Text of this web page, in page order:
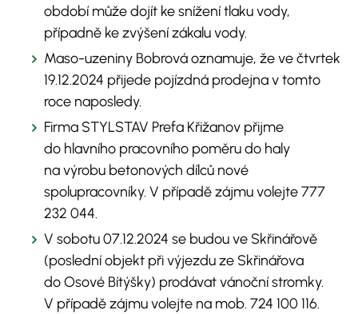
období může dojít ke snížení tlaku vody,
případně ke zvýšení zákalu vody.
Maso-uzeniny Bobrová oznamuje, že ve čtvrtek
19.12.2024 přijede pojízdná prodejna v tomto
roce naposledy.
Firma STYLSTAV Prefa Křižanov přijme
do hlavního pracovního poměru do haly
na výrobu betonových dílců nové
spolupracovníky. V případě zájmu volejte 777
232 044.
V sobotu 07.12.2024 se budou ve Skřinářově
(poslední objekt při výjezdu ze Skřinářova
do Osové Bítýšky) prodávat vánoční stromky.
V případě zájmu volejte na mob. 724 100 116.